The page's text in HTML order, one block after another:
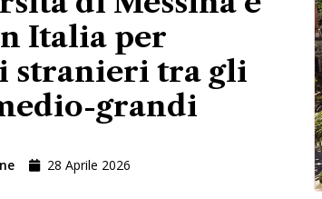
Italia per
stranieri tra gli
grandi
28 Aprile 2026